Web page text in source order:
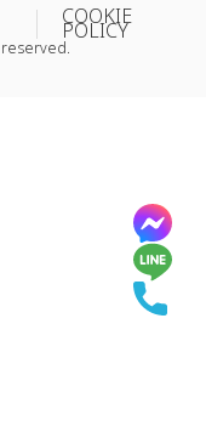
COOKIE
POLICY